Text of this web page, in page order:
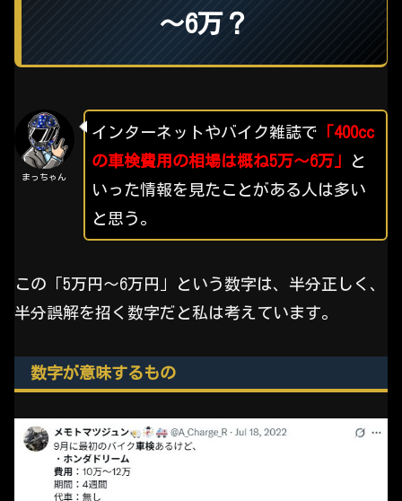
～6万？
まっちゃん
インターネットやバイク雑誌で 「400cc
の車検費用の相場は概ね5万～6万」
と
いった情報を見たことがある人は多い
と思う。
この「5万円～6万円」という数字は、半分正しく、
半分誤解を招く数字だと私は考えています。
数字が意味するもの